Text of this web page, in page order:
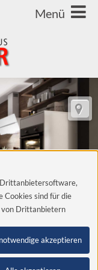
Cookies sind für die
von Drittanbietern
verwenden zu
akzeptieren